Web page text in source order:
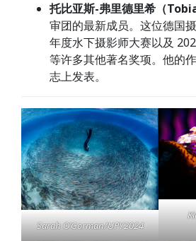
托比亚斯-弗里德里希（
审团的最新成员。这位德国
年度水下摄影师大赛以及
等许多其他著名奖项。他的
志上发表。
Sarah O’Gorman/UPY2024